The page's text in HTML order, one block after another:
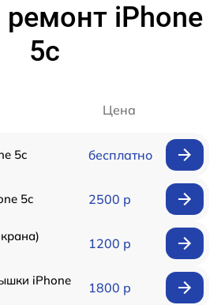
iPhone
5c
Цена
5c бесплатно
5c 2500 р
1200 р
iPhone
1800 р